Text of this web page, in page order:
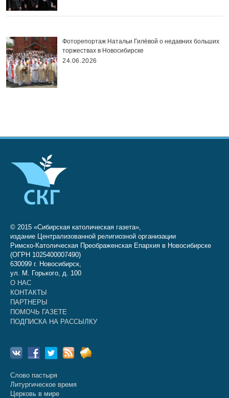
Фоторепортаж Натальи Гилёвой о недавних больших
торжествах в Новосибирске
24.06.2026
© 2015 «Сибирская католическая газета»,
издание Централизованной религиозной организации
Римско-Католическая Преображенская Епархия в Новосибирске
(ОГРН 1025400007490)
630099 г. Новосибирск,
ул. М. Горького, д. 100
О НАС
КОНТАКТЫ
ПАРТНЕРЫ
ПОМОЧЬ ГАЗЕТЕ
ПОДПИСКА НА РАССЫЛКУ
Слово пастыря
Литургическое время
Церковь в мире